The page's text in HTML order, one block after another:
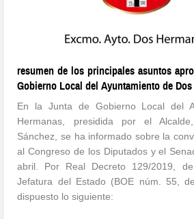
resumen de los principales asuntos
Gobierno Local del Ayuntamiento de Dos
En la Junta de Gobierno Local del
Hermanas, presidida por el
Sánchez, se ha informado sobre la
al Congreso de los Diputados y el
abril. Por Real Decreto 129/2019,
Jefatura del Estado (BOE núm. 55,
dispuesto lo siguiente: